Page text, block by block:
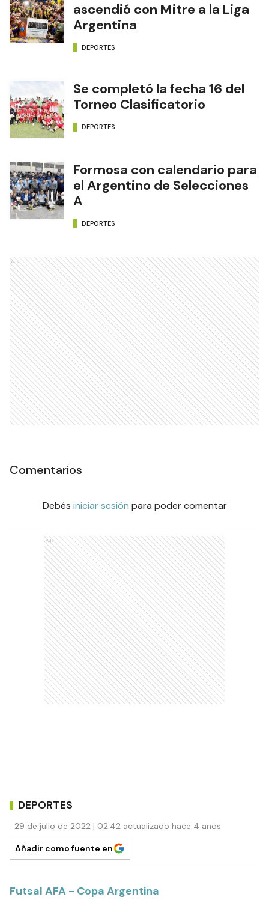
ascendió con Mitre a la Liga
Argentina
DEPORTES
Se completó la fecha 16 del
Torneo Clasificatorio
DEPORTES
Formosa con calendario para
el Argentino de Selecciones
A
DEPORTES
Ads
Comentarios
Debés iniciar sesión para poder comentar
Ads
DEPORTES
29 de julio de 2022 | 02:42 actualizado hace 4 años
Añadir como fuente en
Futsal AFA - Copa Argentina